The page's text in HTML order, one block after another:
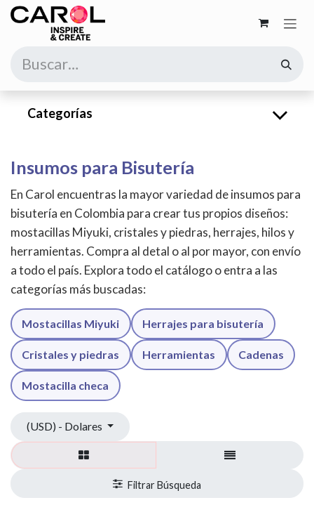
Ir al contenido
Categorías
Insumos para Bisutería
En Carol encuentras la mayor variedad de insumos para
bisutería en Colombia para crear tus propios diseños:
mostacillas Miyuki, cristales y piedras, herrajes, hilos y
herramientas. Compra al detal o al por mayor, con envío
a todo el país. Explora todo el catálogo o entra a las
categorías más buscadas:
Mostacillas Miyuki Herrajes para bisutería
Cristales y piedras Herramientas Cadenas
Mostacilla checa
(USD) - Dolares